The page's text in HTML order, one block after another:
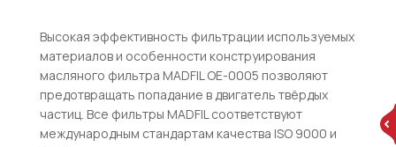
Высокая эффективность фильтрации используемых
материалов и особенности конструирования
масляного фильтра MADFIL OE-0005 позволяют
предотвращать попадание в двигатель твёрдых
частиц. Все фильтры MADFIL соответствуют
международным стандартам качества ISO 9000 и